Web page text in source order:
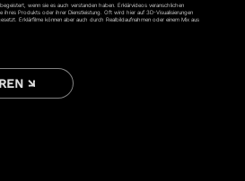
wenn sie es auch verstanden haben. Erklärvideos veranschlichen
ihres Produkts oder ihrer Dienstleistung. Oft wird hier auf 3D-Visualisierungen
Erklärfilme können aber auch durch Realbildaufnahmen oder einem Mix aus
↘